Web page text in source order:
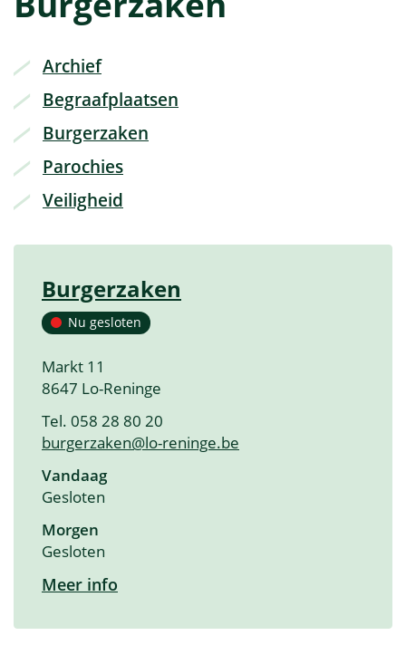
Thema's
Archief
Begraafplaatsen
Burgerzaken
Parochies
Veiligheid
Contact
Burgerzaken
Nu gesloten
Adres
Markt 11
,8647 Lo-Reninge
Tel. 058 28 80 20
E-
burgerzaken@lo-reninge.be
Openingsuren
Vandaag
Gesloten
Morgen
Gesloten
Meer info